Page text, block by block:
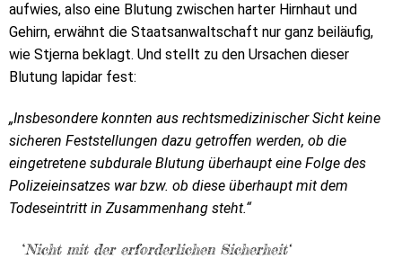
aufwies, also eine Blutung zwischen harter Hirnhaut und
Gehirn, erwähnt die Staatsanwaltschaft nur ganz beiläufig,
wie Stjerna beklagt. Und stellt zu den Ursachen dieser
Blutung lapidar fest:
„Insbesondere konnten aus rechtsmedizinischer Sicht keine
sicheren Feststellungen dazu getroffen werden, ob die
eingetretene subdurale Blutung überhaupt eine Folge des
Polizeieinsatzes war bzw. ob diese überhaupt mit dem
Todeseintritt in Zusammenhang steht.“
‘Nicht mit der erforderlichen Sicherheit‘